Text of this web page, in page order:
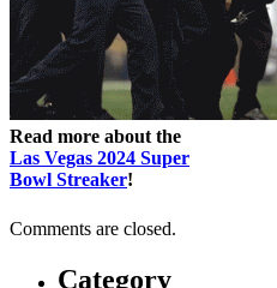
Read more about the
Las Vegas 2024 Super
Bowl Streaker!
Comments are closed.
Category